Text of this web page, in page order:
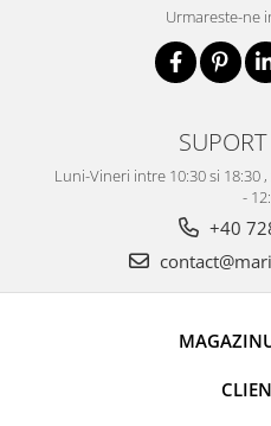
Urmareste-ne
Luni-Vineri intre 10:30 si 18:30
-
+40